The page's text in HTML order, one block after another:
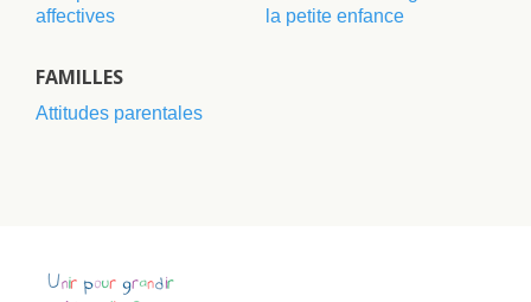
affectives
la petite enfance
FAMILLES
Attitudes parentales